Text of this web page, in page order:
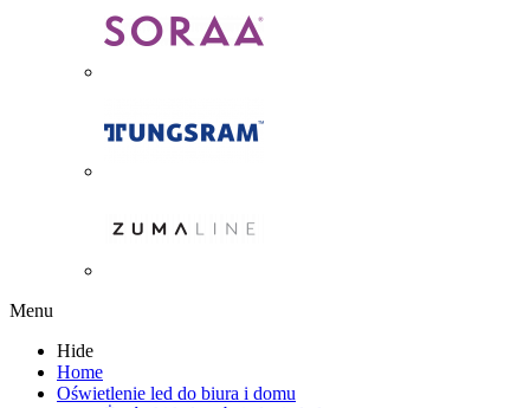
Menu
Hide
Home
Oświetlenie led do biura i domu